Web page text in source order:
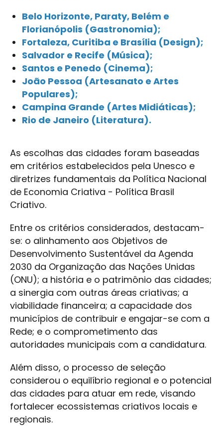
Belo Horizonte, Paraty, Belém e
Florianópolis (Gastronomia);
Fortaleza, Curitiba e Brasília (Design);
Salvador e Recife (Música);
Santos e Penedo (Cinema);
João Pessoa (Artesanato e Artes
Populares);
Campina Grande (Artes Midiáticas);
Rio de Janeiro (Literatura).
As escolhas das cidades foram baseadas
em critérios estabelecidos pela Unesco e
diretrizes fundamentais da Política Nacional
de Economia Criativa - Política Brasil
Criativo.
Entre os critérios considerados, destacam-
se: o alinhamento aos Objetivos de
Desenvolvimento Sustentável da Agenda
2030 da Organização das Nações Unidas
(ONU); a história e o patrimônio das cidades;
a sinergia com outras áreas criativas; a
viabilidade financeira; a capacidade dos
municípios de contribuir e engajar-se com a
Rede; e o comprometimento das
autoridades municipais com a candidatura.
Além disso, o processo de seleção
considerou o equilíbrio regional e o potencial
das cidades para atuar em rede, visando
fortalecer ecossistemas criativos locais e
regionais.